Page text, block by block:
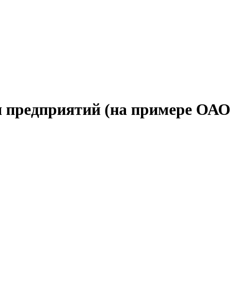
предприятий (на примере ОАО